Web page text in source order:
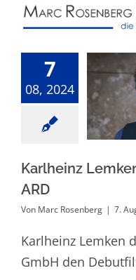
Zum
Inhalt
springen
7
08, 2024
Karlheinz
ARD
Von Marc Rosenberg | 7.
Karlheinz Lemken
GmbH den